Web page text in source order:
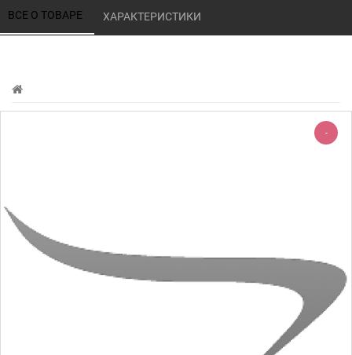
ВСЕ О ТОВАРЕ ХАРАКТЕРИСТИКИ
-